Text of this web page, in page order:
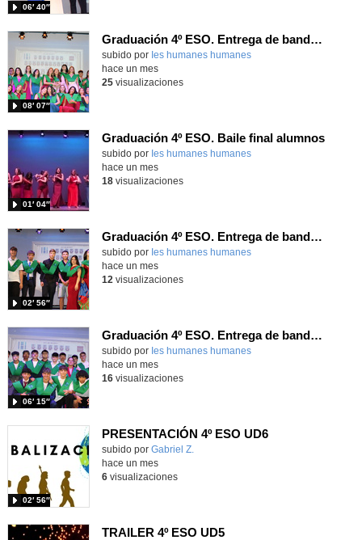
06′ 40″
Graduación 4º ESO. Entrega de bandas 4ºA
subido por Ies humanes humanes
08′ 07″
-
hace un mes
25visualizaciones
Graduación 4º ESO. Baile final alumnos
subido por Ies humanes humanes
01′ 04″
-
hace un mes
18visualizaciones
Graduación 4º ESO. Entrega de bandas 4º Div
subido por Ies humanes humanes
02′ 56″
-
hace un mes
12 visualizaciones
Graduación 4º ESO. Entrega de bandas 4ºB
subido por Ies humanes humanes
06′ 15″
-
hace un mes
16visualizaciones
PRESENTACIÓN 4º ESO UD6
Contenido educativo.
subido por Gabriel Z.
02′ 56″
hace un mes
6visualizaciones
TRAILER 4º ESO UD5